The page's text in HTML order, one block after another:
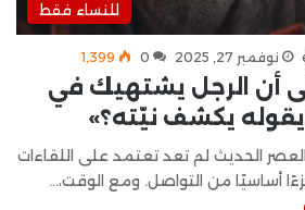
للنساء فقط
نوفمبر 27, 2025 0 1٬399
أن الرجل يشتهيك في
يقوله يكشف نيّته؟»
الحديث لم تعد تعتمد على اللقاءات
أساسيًا من التواصل. ومع الوقت،…